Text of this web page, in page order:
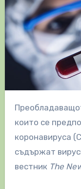
Преобладаващото мнозинство от хората, за
които се
коронавируса
съдържат
вестник The